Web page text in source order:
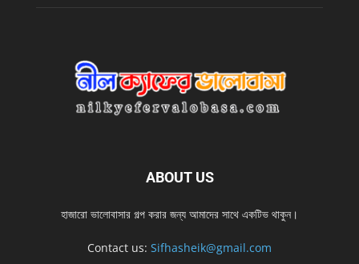
ABOUT US
হাজারো ভালোবাসার গল্প করার জন্য আমাদের সাথে একটিভ থাকুন।
Contact us: Sifhasheik@gmail.com